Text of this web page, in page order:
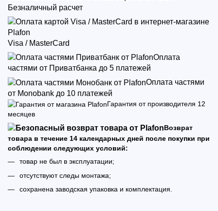
Безналичный расчет
Visa / MasterCard
Оплата
частями от Приватбанка до 5 платежей
Оплата частями
от Monobank до 10 платежей
Гарантия от производителя 12
месяцев
Возврат
товара в течение 14 календарных дней после покупки при
соблюдении следующих условий:
товар не был в эксплуатации;
отсутствуют следы монтажа;
сохранена заводская упаковка и комплектация.